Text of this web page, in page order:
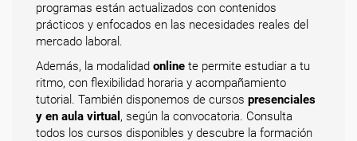
programas están actualizados con contenidos
prácticos y enfocados en las necesidades reales del
mercado laboral.
Además, la modalidad online te permite estudiar a tu
ritmo, con flexibilidad horaria y acompañamiento
tutorial. También disponemos de cursos presenciales
y en aula virtual , según la convocatoria. Consulta
todos los cursos disponibles y descubre la formación